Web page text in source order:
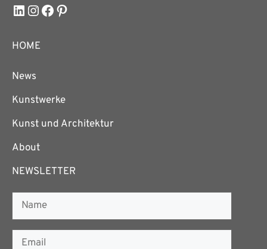
LinkedIn
Instagram
Facebook
Pinterest
HOME
News
Kunstwerke
Kunst und Architektur
About
NEWSLETTER